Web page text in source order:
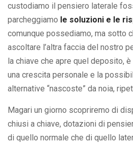
custodiamo il pensiero laterale
parcheggiamo le soluzioni e le
comunque possediamo, ma sotto
ascoltare l’altra faccia del nostro
la chiave che apre quel deposito,
una crescita personale e la
alternative “nascoste” da noia,
Magari un giorno scopriremo di
chiusi a chiave, dotazioni di
di quello normale che di quello